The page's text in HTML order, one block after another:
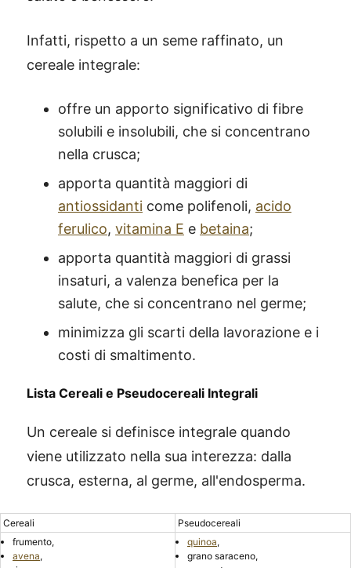
Infatti, rispetto a un seme raffinato, un
cereale integrale:
offre un apporto significativo di fibre
solubili e insolubili, che si concentrano
nella crusca;
apporta quantità maggiori di
antiossidanti come polifenoli, acido
ferulico, vitamina E e betaina;
apporta quantità maggiori di grassi
insaturi, a valenza benefica per la
salute, che si concentrano nel germe;
minimizza gli scarti della lavorazione e i
costi di smaltimento.
Lista Cereali e Pseudocereali Integrali
Un cereale si definisce integrale quando
viene utilizzato nella sua interezza: dalla
crusca, esterna, al germe, all'endosperma.
Cereali
Pseudocereali
frumento,
avena,
quinoa,
grano saraceno,